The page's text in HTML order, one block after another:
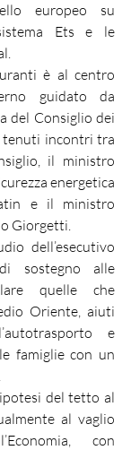
europeo su
Ets e le
è al centro
guidato da
del Consiglio dei
tenuti incontri tra
il ministro
energetica
e il ministro
Giorgetti.
dell’esecutivo
sostegno alle
quelle che
Oriente, aiuti
e
famiglie con un
del tetto al
al vaglio
con